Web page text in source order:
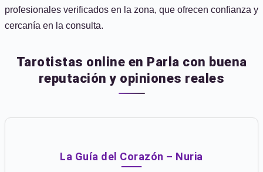
profesionales verificados en la zona, que ofrecen confianza y
cercanía en la consulta.
Tarotistas online en Parla con buena
reputación y opiniones reales
La Guía del Corazón – Nuria